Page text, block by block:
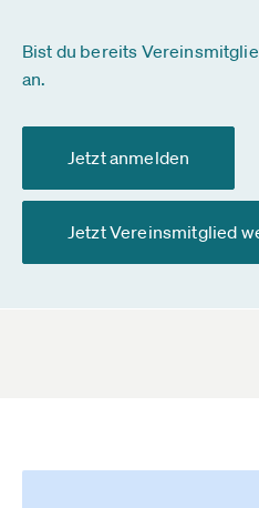
Bist du bereits
an.
Jetzt anmelden
Jetzt Vereinsmitglied